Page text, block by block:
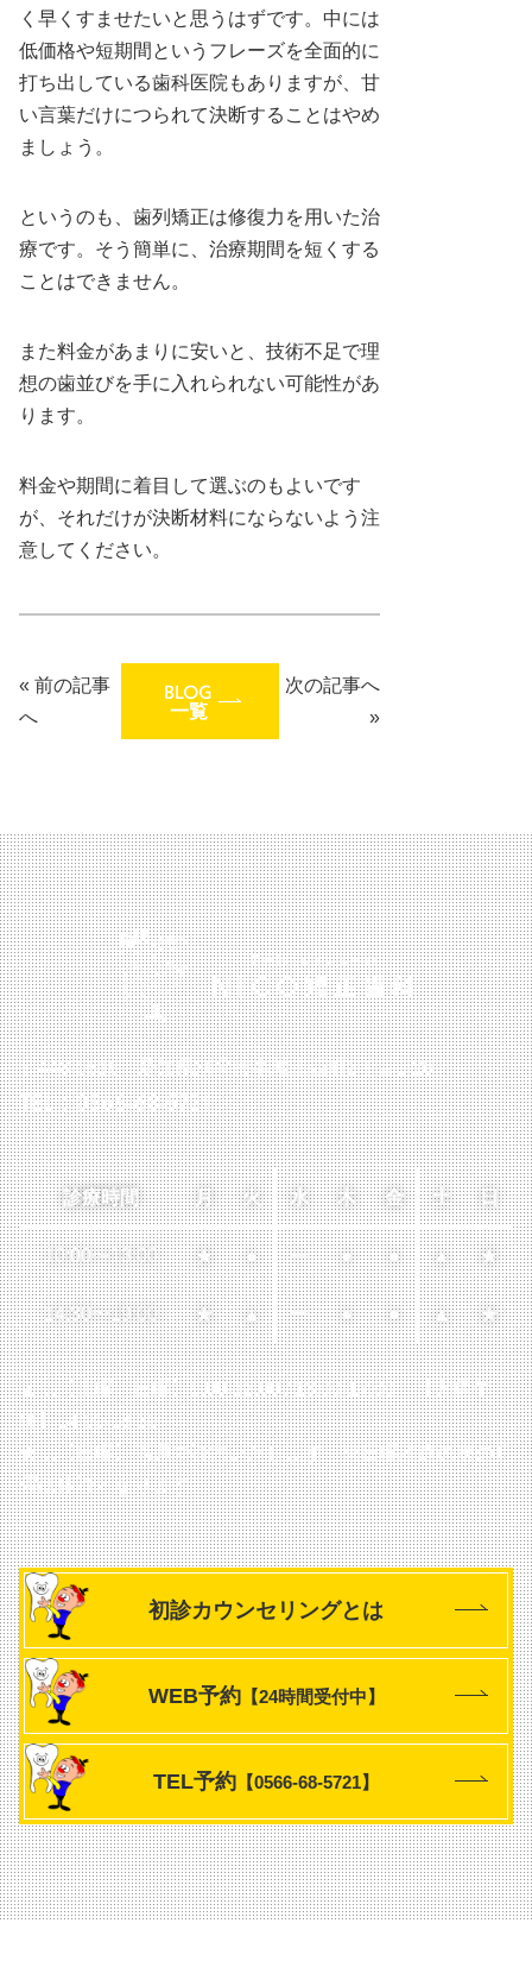
く早くすませたいと思うはずです。中には
低価格や短期間というフレーズを全面的に
打ち出している歯科医院もありますが、甘
い言葉だけにつられて決断することはやめ
ましょう。
というのも、歯列矯正は修復力を用いた治
療です。そう簡単に、治療期間を短くする
ことはできません。
また料金があまりに安いと、技術不足で理
想の歯並びを手に入れられない可能性があ
ります。
料金や期間に着目して選ぶのもよいです
が、それだけが決断材料にならないよう注
意してください。
« 前の記事
へ
BLOG
一覧
次の記事へ
»
〒448-0816 愛知県刈谷市半城土西町2丁目1-26
TEL：0566-68-5721
診療時間 月 火 水 木 金 土 日
10:00〜13:00 ★ ● ー ● ● ▲ ★
14:30 〜19:00 ★ ▲ ー ● ● ▲ ★
▲…【土曜・日曜】9:00-12:00 / 13:00-17:00【火曜午
後】14:00-18:30
★…【日曜】隔週で診療いたします※日曜診療の次の月
曜は休診となります
初診カウンセリングとは
WEB予約【24時間受付中】
TEL予約 【0566-68-5721】